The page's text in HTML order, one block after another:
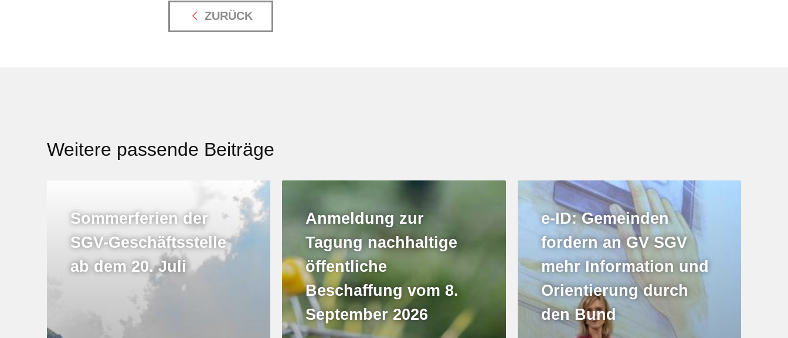
ZURÜCK
Weitere passende Beiträge
Sommerferien der
SGV-Geschäftsstelle
ab dem 20. Juli
Anmeldung zur
Tagung nachhaltige
öffentliche
Beschaffung vom 8.
September 2026
e-ID: Gemeinden
fordern an GV SGV
mehr Information und
Orientierung durch
den Bund